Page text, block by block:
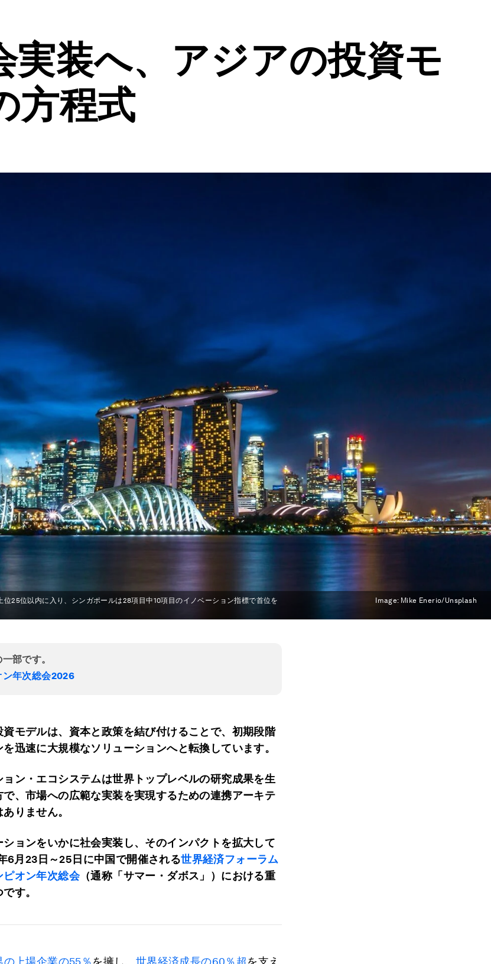
実装へ、アジアの投資モ
方程式
25位以内に入り、シンガポールは28項目中10項目のイノベーション指標で首位を
Image: Mike Enerio/Unsplash
部です。
ン年次総会2026
資モデルは、資本と政策を結び付けることで、初期段階
迅速に大規模なソリューションへと転換しています。
ン・エコシステムは世界トップレベルの研究成果を生
、市場への広範な実装を実現するための連携アーキテ
りません。
ョンをいかに社会実装し、そのインパクトを拡大して
6月23日～25日に中国で開催される世界経済フォーラム
オン年次総会（通称「サマー・ダボス」）における重
す。
の上場企業の55％を擁し、 世界経済成長の60％超を支え